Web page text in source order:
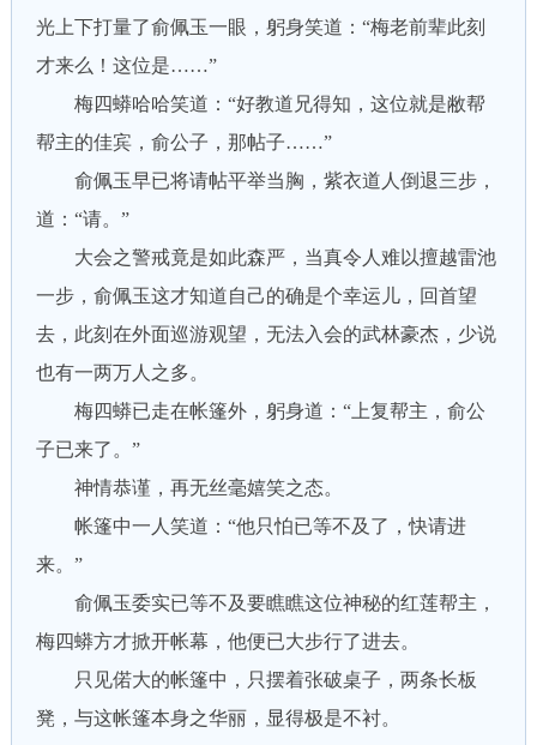
光上下打量了俞佩玉一眼，躬身笑道：“梅老前辈此刻
才来么！这位是……”
梅四蟒哈哈笑道：“好教道兄得知，这位就是敝帮
帮主的佳宾，俞公子，那帖子……”
俞佩玉早已将请帖平举当胸，紫衣道人倒退三步，
道：“请。”
大会之警戒竟是如此森严，当真令人难以擅越雷池
一步，俞佩玉这才知道自己的确是个幸运儿，回首望
去，此刻在外面巡游观望，无法入会的武林豪杰，少说
也有一两万人之多。
梅四蟒已走在帐篷外，躬身道：“上复帮主，俞公
子已来了。”
神情恭谨，再无丝毫嬉笑之态。
帐篷中一人笑道：“他只怕已等不及了，快请进
来。”
俞佩玉委实已等不及要瞧瞧这位神秘的红莲帮主，
梅四蟒方才掀开帐幕，他便已大步行了进去。
只见偌大的帐篷中，只摆着张破桌子，两条长板
凳，与这帐篷本身之华丽，显得极是不衬。